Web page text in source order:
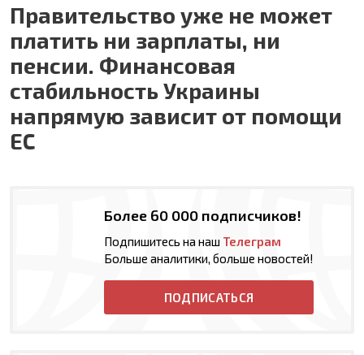
Правительство уже не может
платить ни зарплаты, ни
пенсии. Финансовая
стабильность Украины
напрямую зависит от помощи
ЕС
Более 60 000 подписчиков!
Подпишитесь на наш Телеграм
Больше аналитики, больше новостей!
ПОДПИСАТЬСЯ